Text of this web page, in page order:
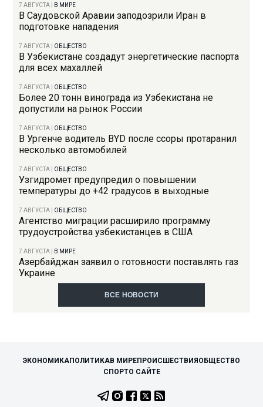
7 АВГУСТА В МИРЕ
В Саудовской Аравии заподозрили Иран в
подготовке нападения
7 АВГУСТА ОБЩЕСТВО
В Узбекистане создадут энергетические паспорта
для всех махаллей
7 АВГУСТА ОБЩЕСТВО
Более 20 тонн винограда из Узбекистана не
допустили на рынок России
7 АВГУСТА ОБЩЕСТВО
В Ургенче водитель BYD после ссоры протаранил
несколько автомобилей
7 АВГУСТА ОБЩЕСТВО
Узгидромет предупредил о повышении
температуры до +42 градусов в выходные
7 АВГУСТА ОБЩЕСТВО
Агентство миграции расширило программу
трудоустройства узбекистанцев в США
7 АВГУСТА В МИРЕ
Азербайджан заявил о готовности поставлять газ
Украине
ВСЕ НОВОСТИ
ЭКОНОМИКАПОЛИТИКАВ МИРЕПРОИСШЕСТВИЯ ОБЩЕСТВО
СПОРТО САЙТЕ